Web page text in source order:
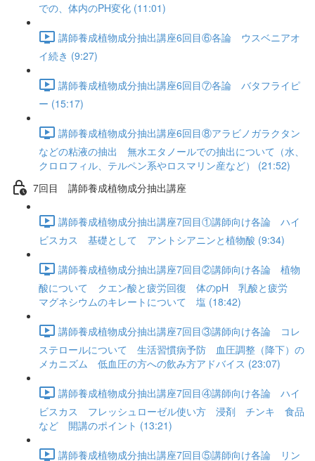
での、体内のPH変化 (11:01)
講師養成植物成分抽出講座6回目⑥各論 ウスベニアオ
イ続き (9:27)
講師養成植物成分抽出講座6回目⑦各論 バタフライピ
ー (15:17)
講師養成植物成分抽出講座6回目⑧アラビノガラクタン
などの粘液の抽出 無水エタノールでの抽出について（水、
クロロフィル、テルペン系やロスマリン産など） (21:52)
7回目 講師養成植物成分抽出講座
講師養成植物成分抽出講座7回目①講師向け各論 ハイ
ビスカス 基礎として アントシアニンと植物酸 (9:34)
講師養成植物成分抽出講座7回目②講師向け各論 植物
酸について クエン酸と疲労回復 体のpH 乳酸と疲労
マグネシウムのキレートについて 塩 (18:42)
講師養成植物成分抽出講座7回目③講師向け各論 コレ
ステロールについて 生活習慣病予防 血圧調整（降下）の
メカニズム 低血圧の方への飲み方アドバイス (23:07)
講師養成植物成分抽出講座7回目④講師向け各論 ハイ
ビスカス フレッシュローゼル使い方 浸剤 チンキ 食品
など 開講のポイント (13:21)
講師養成植物成分抽出講座7回目⑤講師向け各論 リン